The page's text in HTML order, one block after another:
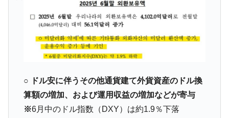
機 ⇒ 10.7兆では損が出るからできない。
日本の誇る海洋資源調査船『白嶺』は先進技術の
夏の甲子園、優勝校を最も多く輩出している都道
Fact1 今話題の「楽天ライオンズ」とは？
Fact1 奇跡の毛色「白毛馬」とは？
Fact1
全て勝つといくら？ 競馬GI競走で勝利騎手がもら
○
ドル安に伴うその他通貨建て外貨資産のドル換
算額の増加、および運用収益の増加などが寄与
※6月中のドル指数（DXY）は約1.9％下落